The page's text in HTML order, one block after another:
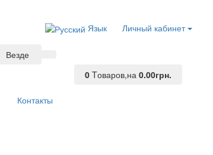
Личный кабинет
Язык
Везде
0 Tоваров,на0.00грн.
Контакты